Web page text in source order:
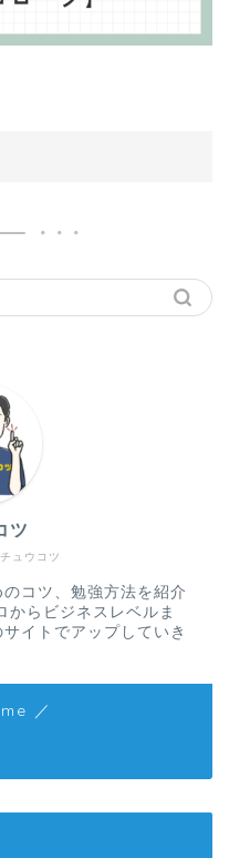
ュウコツ
ツ
コツ、勉強方法を紹介
からビジネスレベルま
イトでアップしていき
／